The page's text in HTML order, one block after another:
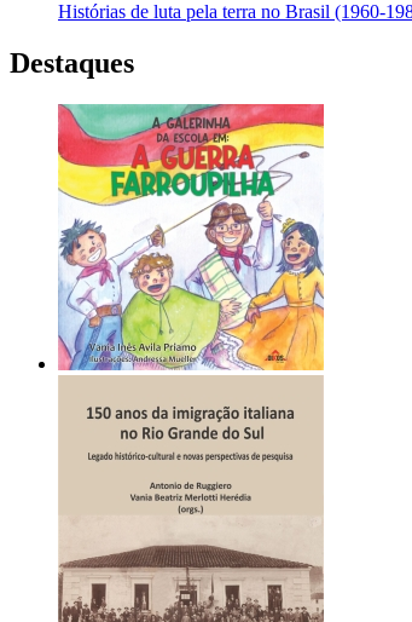
Histórias de luta pela terra no Brasil (1960-
Destaques